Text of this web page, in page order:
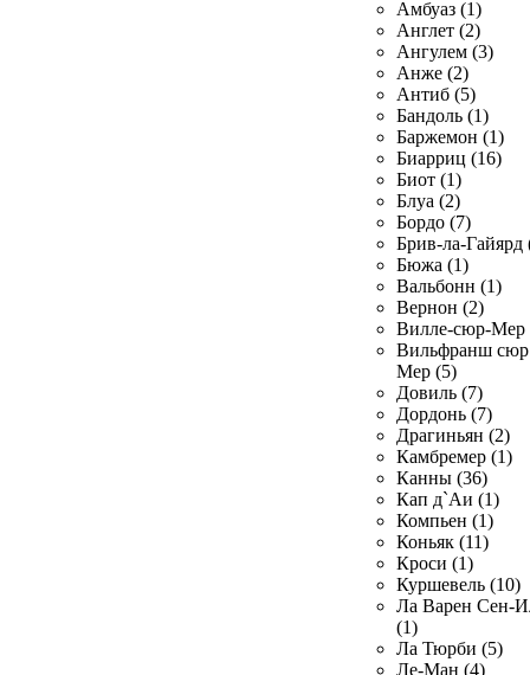
Амбуаз (1)
Англет (2)
Ангулем (3)
Анже (2)
Антиб (5)
Бандоль (1)
Баржемон (1)
Биарриц (16)
Биот (1)
Блуа (2)
Бордо (7)
Брив-ла-Гайярд
Бюжа (1)
Вальбонн (1)
Вернон (2)
Вилле-сюр-Мер
Вильфранш сюр
Мер (5)
Довиль (7)
Дордонь (7)
Драгиньян (2)
Камбремер (1)
Канны (36)
Кап д`Аи (1)
Компьен (1)
Коньяк (11)
Кроси (1)
Куршевель (10)
Ла Варен Сен-
(1)
Ла Тюрби (5)
Ле-Ман (4)